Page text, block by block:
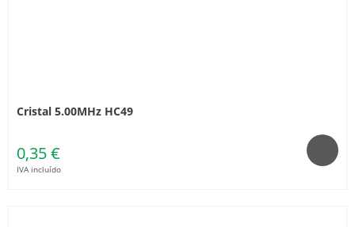
Cristal 5.00MHz HC49
0,35 €
IVA incluído